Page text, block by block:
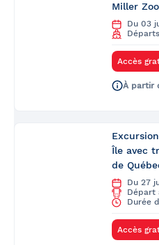
Miller Zoo
Du 03
Accès
À partir
Île avec
de
Du 27
Départ
Durée
Accès